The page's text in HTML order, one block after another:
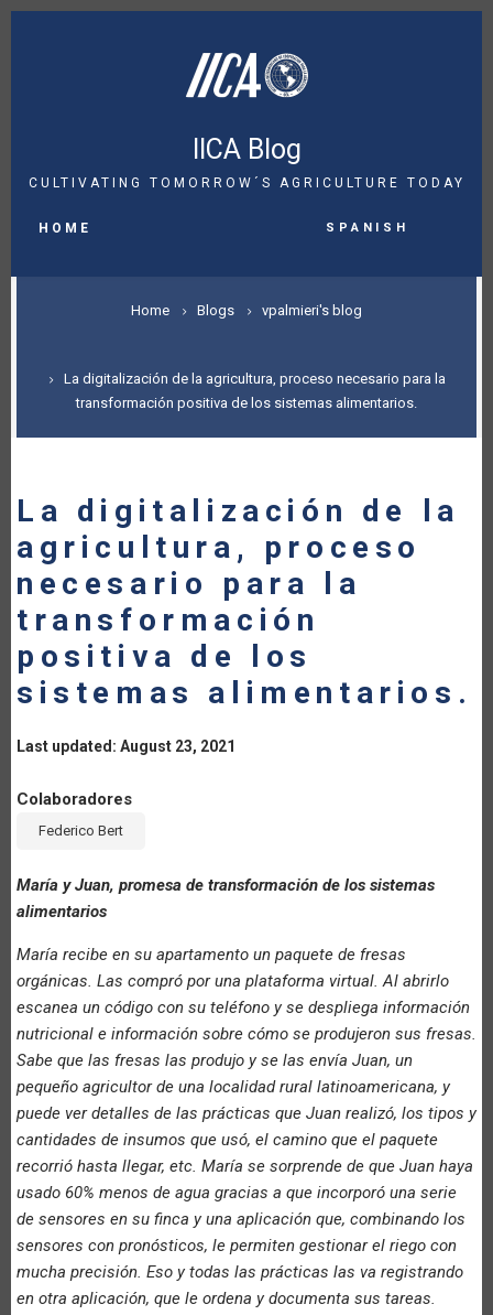
Skip
IICA Blog
CULTIVATING TOMORROW´S AGRICULTURE TODAY
NAVIGATION
HOME Spanish
BREADCRUMB
Home Blogs vpalmieri's blog
La digitalización de la agricultura, proceso necesario para la
transformación positiva de los sistemas alimentarios.
La digitalización de la
agricultura, proceso
necesario para la
transformación
positiva de los
sistemas alimentarios.
Last updated: August 23, 2021
Colaboradores
Federico Bert
María y Juan, promesa de transformación de los sistemas
alimentarios
María recibe en su apartamento un paquete de fresas
orgánicas. Las compró por una plataforma virtual. Al abrirlo
escanea un código con su teléfono y se despliega información
nutricional e información sobre cómo se produjeron sus fresas.
Sabe que las fresas las produjo y se las envía Juan, un
pequeño agricultor de una localidad rural latinoamericana, y
puede ver detalles de las prácticas que Juan realizó, los tipos y
cantidades de insumos que usó, el camino que el paquete
recorrió hasta llegar, etc. María se sorprende de que Juan haya
usado 60% menos de agua gracias a que incorporó una serie
de sensores en su finca y una aplicación que, combinando los
sensores con pronósticos, le permiten gestionar el riego con
mucha precisión. Eso y todas las prácticas las va registrando
en otra aplicación, que le ordena y documenta sus tareas.